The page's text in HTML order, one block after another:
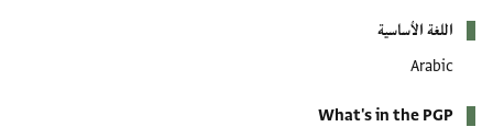
اللغة الأساسية
Arabic
What's in the PGP